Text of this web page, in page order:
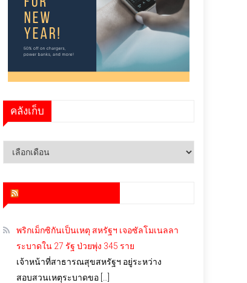
คลังเก็บ
คลัง
พริกเม็กซิกันเป็นเหตุ สหรัฐฯ เจอซัลโมเนลลา
ระบาดใน 27 รัฐ ป่วยพุ่ง 345 ราย
เจ้าหน้าที่สาธารณสุขสหรัฐฯ อยู่ระหว่าง
สอบสวนเหตุระบาดขอ […]